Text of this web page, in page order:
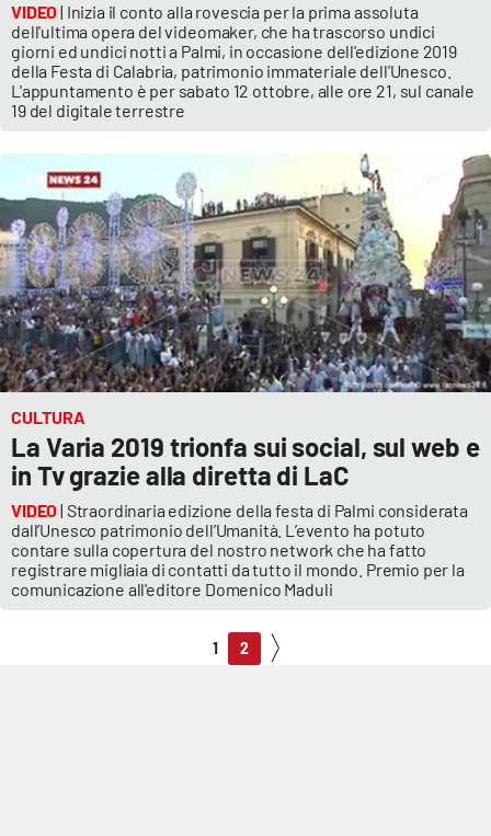
VIDEO| Inizia il conto alla rovescia per la prima assoluta
dell'ultima opera del videomaker, che ha trascorso undici
giorni ed undici notti a Palmi, in occasione dell'edizione 2019
della Festa di Calabria, patrimonio immateriale dell'Unesco.
L'appuntamento è per sabato 12 ottobre, alle ore 21, sul canale
19 del digitale terrestre
CULTURA
La Varia 2019 trionfa sui social, sul web e
in Tv grazie alla diretta di LaC
VIDEO| Straordinaria edizione della festa di Palmi considerata
dall’Unesco patrimonio dell’Umanità. L’evento ha potuto
contare sulla copertura del nostro network che ha fatto
registrare migliaia di contatti da tutto il mondo. Premio per la
comunicazione all'editore Domenico Maduli
1 2